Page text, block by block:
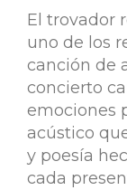
El trovador
uno de los
canción de
concierto
emociones
acústico
y poesía
cada